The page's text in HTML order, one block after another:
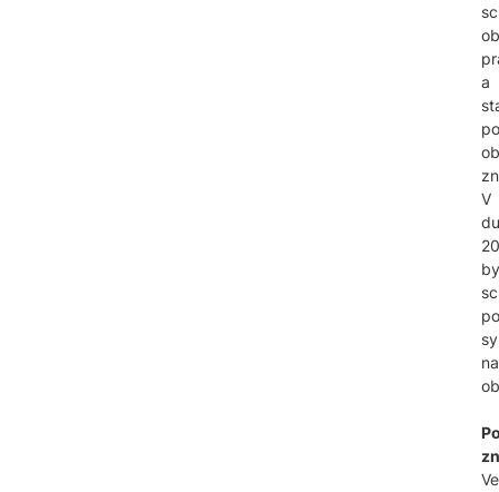
a
V
Ve